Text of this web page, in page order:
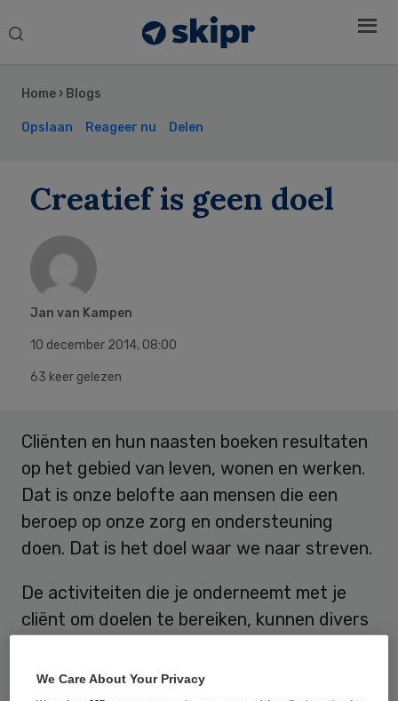
Search
Home › Blogs
Opslaan Reageer nu Delen
Creatief is geen doel
Jan van Kampen
10 december 2014, 08:00
63 keer gelezen
Cliënten en hun naasten boeken resultaten
op het gebied van leven, wonen en werken.
Dat is onze belofte aan mensen die een
beroep op onze zorg en ondersteuning
doen. Dat is het doel waar we naar streven.
De activiteiten die je onderneemt met je
cliënt om doelen te bereiken, kunnen divers
activiteiten soms ook plaats maken voor
Sidebar
We Care About Your Privacy